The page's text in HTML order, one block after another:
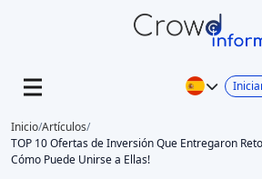
Inicio/Artículos/
TOP 10 Ofertas de Inversión Que Entregaron
Cómo Puede Unirse a Ellas!